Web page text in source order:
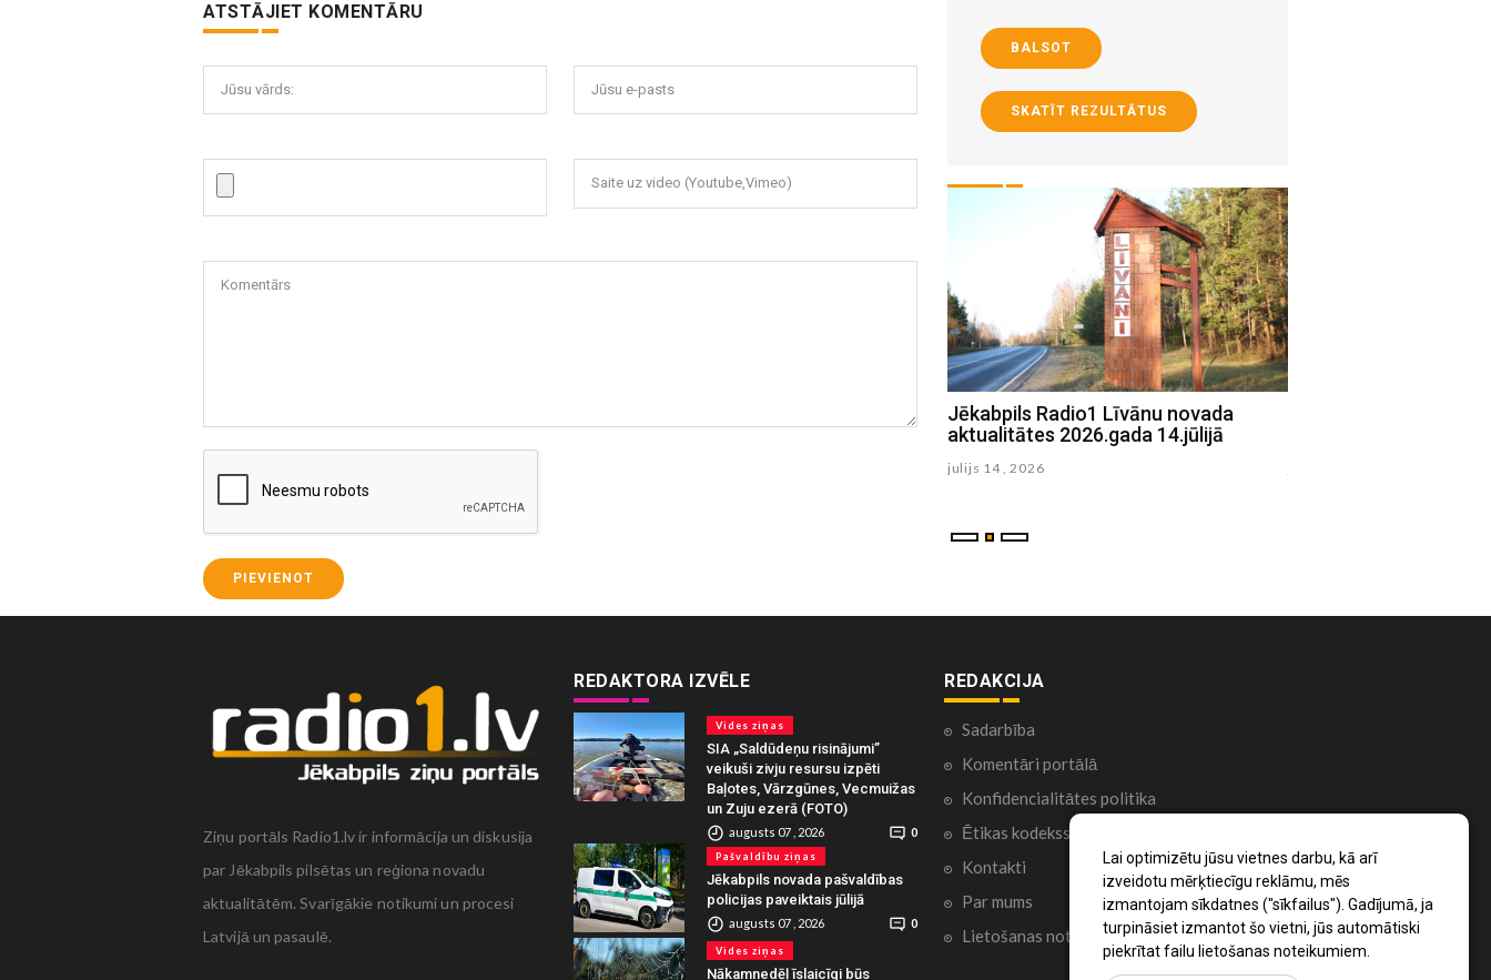
Lai optimizētu jūsu vietnes darbu, kā arī
izveidotu mērķtiecīgu reklāmu, mēs
izmantojam sīkdatnes ("sīkfailus"). Gadījumā, ja
turpināsiet izmantot šo vietni, jūs automātiski
piekrītat failu lietošanas noteikumiem.
ATSTĀJIET KOMENTĀRU
Jūsu vārds: Jūsu e-pasts
Saite uz video (Youtube,Vimeo)
Komentārs
PIEVIENOT
BALSOT
SKATĪT REZULTĀTUS
aktualitātes 2026.gada 15.jūlijā
Jēkabpils Radio1 Līvānu novada
aktualitātes 2026.gada 14.jūlijā
julijs 14 , 2026
Ziņu portāls Radio1.lv ir informācija un diskusija
par Jēkabpils pilsētas un reģiona novadu
aktualitātēm. Svarīgākie notikumi un procesi
Latvijā un pasaulē.
REDAKTORA IZVĒLE
Vides ziņas
SIA „Saldūdeņu risinājumi”
veikuši zivju resursu izpēti
Baļotes, Vārzgūnes, Vecmuižas
un Zuju ezerā (FOTO)
augusts 07 , 2026 0
Pašvaldību ziņas
Jēkabpils novada pašvaldības
policijas paveiktais jūlijā
augusts 07 , 2026 0
Vides ziņas
Nākamnedēļ īslaicīgi būs
REDAKCIJA
Sadarbība
Komentāri portālā
Konfidencialitātes politika
Ētikas kodekss
Kontakti
Par mums
Lietošanas noteikumi